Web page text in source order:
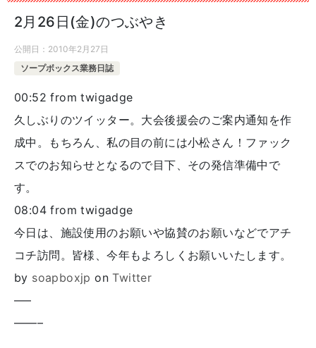
2月26日(金)のつぶやき
公開日： 2010年2月27日
ソープボックス業務日誌
00:52 from twigadge
久しぶりのツイッター。大会後援会のご案内通知を作
成中。もちろん、私の目の前には小松さん！ファック
スでのお知らせとなるので目下、その発信準備中で
す。
08:04 from twigadge
今日は、施設使用のお願いや協賛のお願いなどでアチ
コチ訪問。皆様、今年もよろしくお願いいたします。
by soapboxjp onTwitter
—–
——–